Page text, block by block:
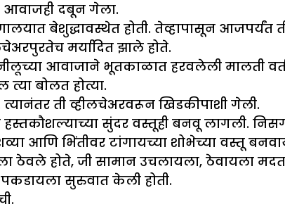
आवाजही दबून गेला.
बेशुद्धावस्थेत होती. तेव्हापासून
मर्यादित झाले होते.
आवाजाने भूतकाळात हरवलेली मालती
बोलत होत्या.
ती व्हीलचेअरवरून खिडकीपाशी गेली.
सुंदर वस्तूही बनवू लागली.
आणि भिंतीवर टांगायच्या शोभेच्या वस्तू
ठेवले होते, जी सामान उचलायला, ठेवायला
सुरुवात केली होती.